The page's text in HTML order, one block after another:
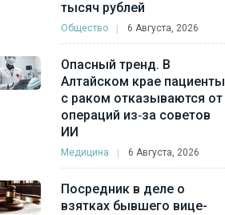
тысяч рублей
Общество 6 Августа, 2026
Опасный тренд. В
Алтайском крае пациенты
с раком отказываются от
операций из‑за советов
ИИ
Медицина 6 Августа, 2026
Посредник в деле о
взятках бывшего вице-